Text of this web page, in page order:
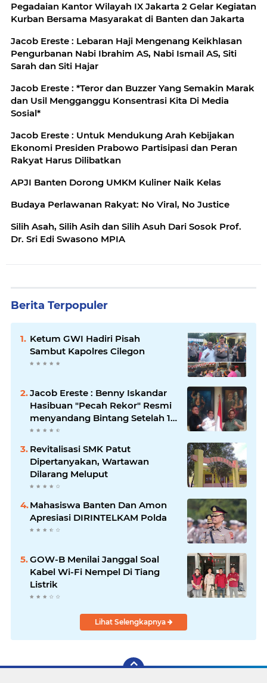
Pegadaian Kantor Wilayah IX Jakarta 2 Gelar Kegiatan
Kurban Bersama Masyarakat di Banten dan Jakarta
Jacob Ereste : Lebaran Haji Mengenang Keikhlasan
Pengurbanan Nabi Ibrahim AS, Nabi Ismail AS, Siti
Sarah dan Siti Hajar
Jacob Ereste : *Teror dan Buzzer Yang Semakin Marak
dan Usil Mengganggu Konsentrasi Kita Di Media
Sosial*
Jacob Ereste : Untuk Mendukung Arah Kebijakan
Ekonomi Presiden Prabowo Partisipasi dan Peran
Rakyat Harus Dilibatkan
APJI Banten Dorong UMKM Kuliner Naik Kelas
Budaya Perlawanan Rakyat: No Viral, No Justice
Silih Asah, Silih Asih dan Silih Asuh Dari Sosok Prof.
Dr. Sri Edi Swasono MPIA
Berita Terpopuler
Ketum GWI Hadiri Pisah
Sambut Kapolres Cilegon
Jacob Ereste : Benny Iskandar
Hasibuan "Pecah Rekor" Resmi
menyandang Bintang Setelah 14
Tahun Ngejokrok Berpangjat
Kombes
Revitalisasi SMK Patut
Dipertanyakan, Wartawan
Dilarang Meluput
Mahasiswa Banten Dan Amon
Apresiasi DIRINTELKAM Polda
GOW-B Menilai Janggal Soal
Kabel Wi-Fi Nempel Di Tiang
Listrik
Lihat Selengkapnya